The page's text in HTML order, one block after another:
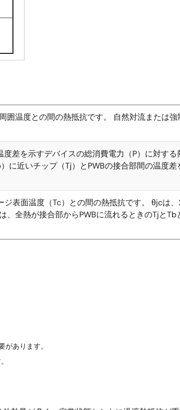
温度との間の熱抵抗です。 自然対流または
差を示すデバイスの総消費電力（P）に対す
に近いチップ（Tj）とPWBの接合部間の温度
表面温度（Tc）との間の熱抵抗です。 θjcは
全熱が接合部からPWBに流れるときのTjと
あります。